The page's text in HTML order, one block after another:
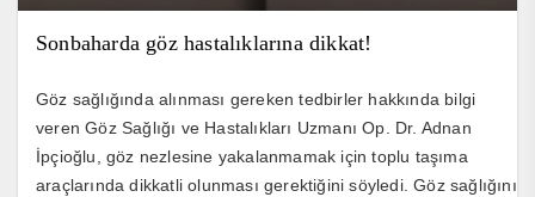
Sonbaharda göz hastalıklarına dikkat!
Göz sağlığında alınması gereken tedbirler hakkında bilgi
veren Göz Sağlığı ve Hastalıkları Uzmanı Op. Dr. Adnan
İpçioğlu, göz nezlesine yakalanmamak için toplu taşıma
araçlarında dikkatli olunması gerektiğini söyledi. Göz sağlığını